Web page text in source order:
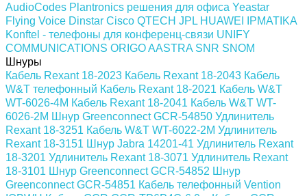
AudioCodes Plantronics решения для офиса Yeastar
Flying Voice Dinstar Cisco QTECH JPL HUAWEI
IPMATIKA
Konftel - телефоны для конференц-связи UNIFY
COMMUNICATIONS ORIGOAASTRA SNR SNOM
Шнуры
Кабель Rexant 18-2023 Кабель Rexant 18-2043 Кабель
W&T телефонный Кабель Rexant 18-2021 Кабель W&T
WT-6026-4M Кабель Rexant 18-2041 Кабель W&T WT-
6026-2M Шнур Greenconnect GCR-54850 Удлинитель
Rexant 18-3251 Кабель W&T WT-6022-2M Удлинитель
Rexant 18-3151 Шнур Jabra 14201-41 Удлинитель Rexant
18-3201 Удлинитель Rexant 18-3071 Удлинитель Rexant
18-3101 Шнур Greenconnect GCR-54852 Шнур
Greenconnect GCR-54851 Кабель телефонный Vention